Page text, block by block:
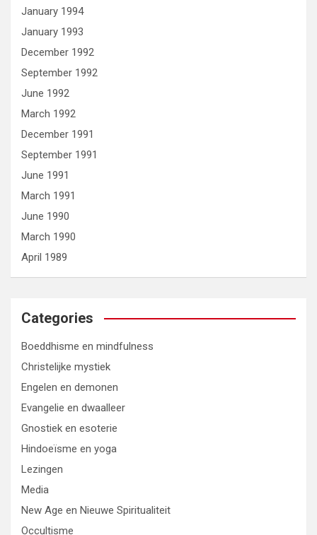
January 1994
January 1993
December 1992
September 1992
June 1992
March 1992
December 1991
September 1991
June 1991
March 1991
June 1990
March 1990
April 1989
Categories
Boeddhisme en mindfulness
Christelijke mystiek
Engelen en demonen
Evangelie en dwaalleer
Gnostiek en esoterie
Hindoeïsme en yoga
Lezingen
Media
New Age en Nieuwe Spiritualiteit
Occultisme